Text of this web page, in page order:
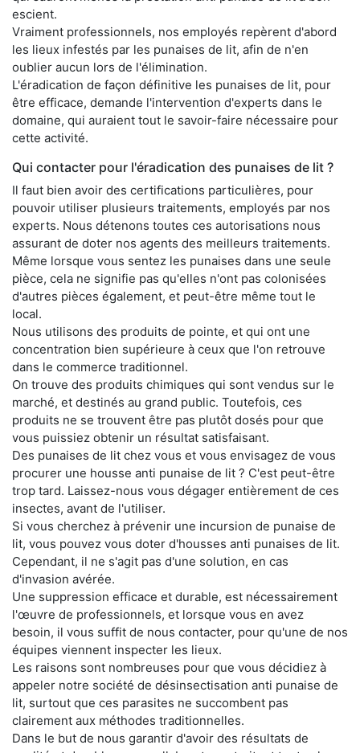
escient.
Vraiment professionnels, nos employés repèrent d'abord
les lieux infestés par les punaises de lit, afin de n'en
oublier aucun lors de l'élimination.
L'éradication de façon définitive les punaises de lit, pour
être efficace, demande l'intervention d'experts dans le
domaine, qui auraient tout le savoir-faire nécessaire pour
cette activité.
Qui contacter pour l'éradication des punaises de lit ?
Il faut bien avoir des certifications particulières, pour
pouvoir utiliser plusieurs traitements, employés par nos
experts. Nous détenons toutes ces autorisations nous
assurant de doter nos agents des meilleurs traitements.
Même lorsque vous sentez les punaises dans une seule
pièce, cela ne signifie pas qu'elles n'ont pas colonisées
d'autres pièces également, et peut-être même tout le
local.
Nous utilisons des produits de pointe, et qui ont une
concentration bien supérieure à ceux que l'on retrouve
dans le commerce traditionnel.
On trouve des produits chimiques qui sont vendus sur le
marché, et destinés au grand public. Toutefois, ces
produits ne se trouvent être pas plutôt dosés pour que
vous puissiez obtenir un résultat satisfaisant.
Des punaises de lit chez vous et vous envisagez de vous
procurer une housse anti punaise de lit ? C'est peut-être
trop tard. Laissez-nous vous dégager entièrement de ces
insectes, avant de l'utiliser.
Si vous cherchez à prévenir une incursion de punaise de
lit, vous pouvez vous doter d'housses anti punaises de lit.
Cependant, il ne s'agit pas d'une solution, en cas
d'invasion avérée.
Une suppression efficace et durable, est nécessairement
l'œuvre de professionnels, et lorsque vous en avez
besoin, il vous suffit de nous contacter, pour qu'une de nos
équipes viennent inspecter les lieux.
Les raisons sont nombreuses pour que vous décidiez à
appeler notre société de désinsectisation anti punaise de
lit, surtout que ces parasites ne succombent pas
clairement aux méthodes traditionnelles.
Dans le but de nous garantir d'avoir des résultats de